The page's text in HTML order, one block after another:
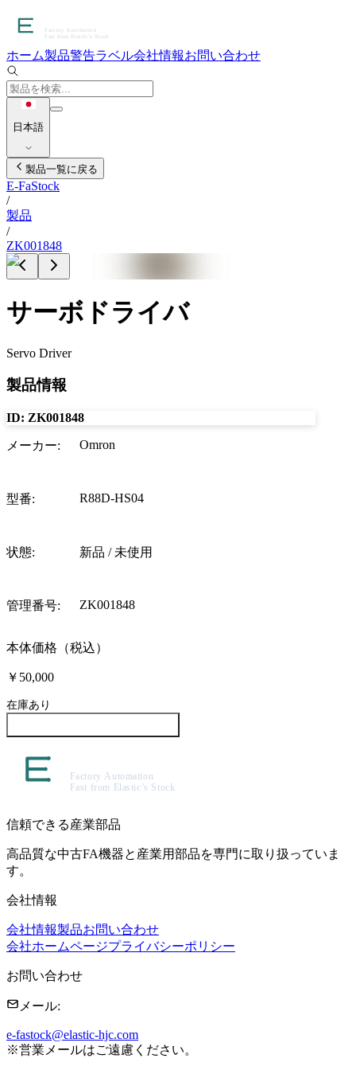
ホーム製品警告ラベル会社情報お問い合わせ
日本語
製品一覧に戻る
E-FaStock
/
製品
/
ZK001848
サーボドライバ
Servo Driver
製品情報
ID: ZK001848
メーカー: Omron
型番: R88D-HS04
状態: 新品 / 未使用
管理番号: ZK001848
本体価格（税込）
￥50,000
在庫あり
信頼できる産業部品
高品質な中古FA機器と産業用部品を専門に取り扱っていま
す。
会社情報
会社情報製品お問い合わせ
会社ホームページプライバシーポリシー
お問い合わせ
メール:
e-fastock@elastic-hjc.com
※営業メールはご遠慮ください。